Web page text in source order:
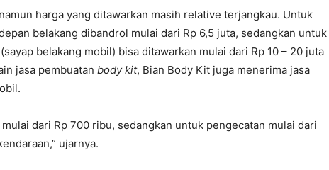
harga yang ditawarkan masih relative terjangkau. Untuk
belakang dibandrol mulai dari Rp 6,5 juta, sedangkan untuk
(sayap belakang mobil) bisa ditawarkan mulai dari Rp 10 – 20 juta
jasa pembuatan body kit, Bian Body Kit juga menerima jasa
mulai dari Rp 700 ribu, sedangkan untuk pengecatan mulai dari
ujarnya.